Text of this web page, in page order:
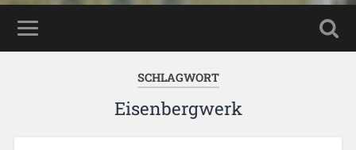
SCHLAGWORT
Eisenbergwerk